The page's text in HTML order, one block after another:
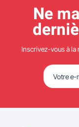
Ne
Inscrivez-vous à